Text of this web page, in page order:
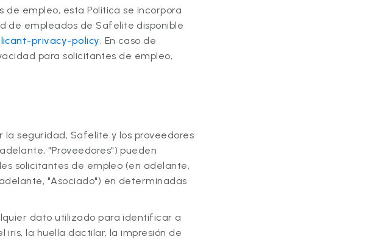
de empleo, esta Política se incorpora
de empleados de Safelite​​​​​​​ disponible
privacy-policy. En caso de
para solicitantes de empleo,
seguridad, Safelite y los proveedores
"Proveedores") pueden
solicitantes de empleo (en adelante,
"Asociado") en determinadas
dato utilizado para identificar a
la huella dactilar, la impresión de